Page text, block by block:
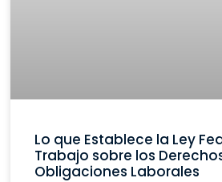
Lo que Establece la Ley
Trabajo sobre los
Obligaciones Laborales